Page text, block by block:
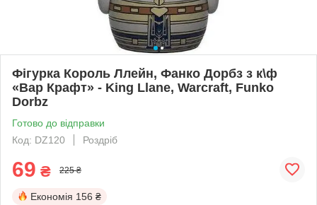
Фігурка Король Ллейн, Фанко Дорбз з к\ф
«Вар Крафт» - King Llane, Warcraft, Funko
Dorbz
Готово до відправки
Код: DZ120
Роздріб
69 ₴ 225 ₴
Економія 156 ₴